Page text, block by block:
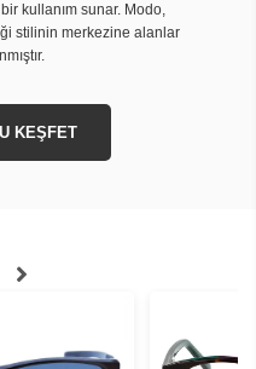
kullanım sunar. Modo,
stilinin merkezine alanlar
KEŞFET